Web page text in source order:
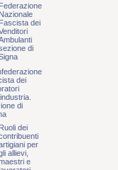
Federazione
Nazionale
Fascista dei
di
dei
di
Ruoli dei
per
allievi,
e